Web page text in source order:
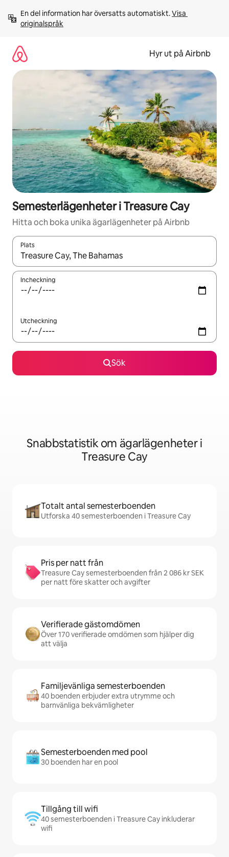
innehåll
En del information har översatts automatiskt. Visa
originalspråk
Hyr ut på Airbnb
Semesterlägenheter i Treasure Cay
Hitta och boka unika ägarlägenheter på Airbnb
Plats
När resultaten är tillgängliga kan du navigera med upp- och
Incheckning
Utcheckning
Sök
Snabbstatistik om ägarlägenheter i
Treasure Cay
Totalt antal semesterboenden
Utforska 40 semesterboenden i Treasure Cay
Pris per natt från
Treasure Cay semesterboenden från 2 086 kr SEK
per natt före skatter och avgifter
Verifierade gästomdömen
Över 170 verifierade omdömen som hjälper dig
att välja
Familjevänliga semesterboenden
40 boenden erbjuder extra utrymme och
barnvänliga bekvämligheter
Semesterboenden med pool
30 boenden har en pool
Tillgång till wifi
40 semesterboenden i Treasure Cay inkluderar
wifi